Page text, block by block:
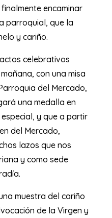
encaminar
parroquial, que la
y cariño.
celebrativos
con una misa
del Mercado,
una medalla en
y que a partir
del Mercado,
lazos que nos
y como sede
muestra del cariño
de la Virgen y